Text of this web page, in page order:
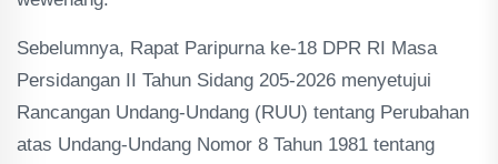
Sebelumnya, Rapat Paripurna ke-18 DPR RI Masa
Persidangan II Tahun Sidang 205-2026 menyetujui
Rancangan Undang-Undang (RUU) tentang Perubahan
atas Undang-Undang Nomor 8 Tahun 1981 tentang